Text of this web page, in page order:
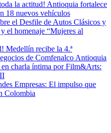
la actitud! Antioquia fortalece
18 nuevos vehículos
el Desfile de Autos Clásicos y
el homenaje “Mujeres al
Medellín recibe la 4.ª
de Comfenalco Antioquia
charla íntima por Film&Arts:
Empresas: El impulso que
Colombia